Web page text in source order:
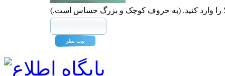
را وارد کنید. (به حروف کوچک و بزرگ حساس است.)